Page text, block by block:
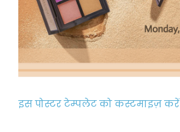
इस पोस्टर टेम्पलेट को कस्टमाइज़ करें